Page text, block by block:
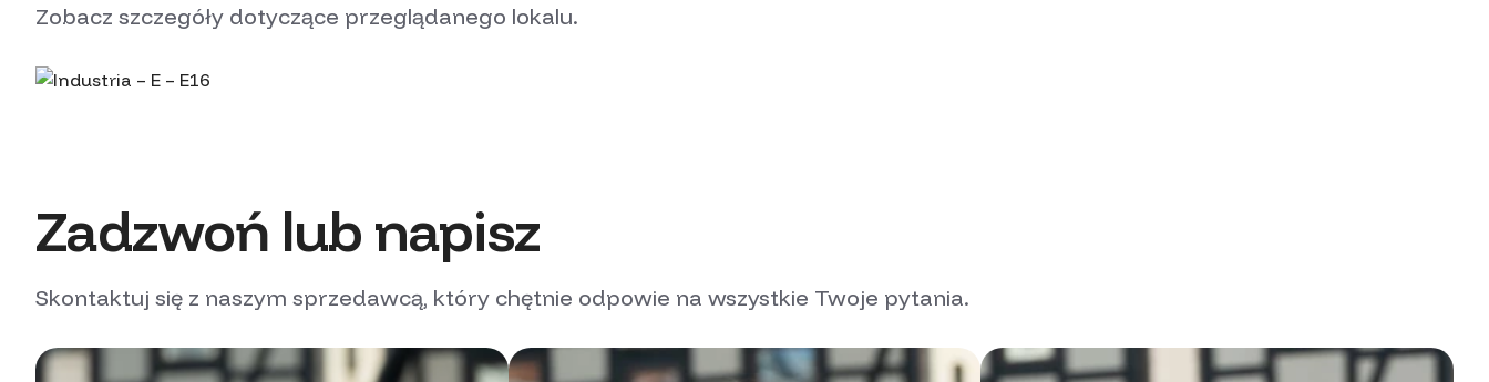
Zobacz szczegóły dotyczące przeglądanego lokalu.
Zadzwoń lub napisz
Skontaktuj się z naszym sprzedawcą, który chętnie odpowie na wszystkie Twoje pytania.